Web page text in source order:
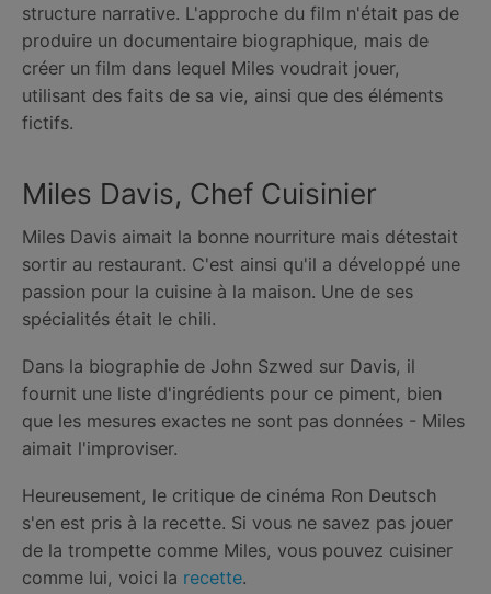
structure narrative. L'approche du film n'était pas de
produire un documentaire biographique, mais de
créer un film dans lequel Miles voudrait jouer,
utilisant des faits de sa vie, ainsi que des éléments
fictifs.
Miles Davis, Chef Cuisinier
Miles Davis aimait la bonne nourriture mais détestait
sortir au restaurant. C'est ainsi qu'il a développé une
passion pour la cuisine à la maison. Une de ses
spécialités était le chili.
Dans la biographie de John Szwed sur Davis, il
fournit une liste d'ingrédients pour ce piment, bien
que les mesures exactes ne sont pas données - Miles
aimait l'improviser.
Heureusement, le critique de cinéma Ron Deutsch
s'en est pris à la recette. Si vous ne savez pas jouer
de la trompette comme Miles, vous pouvez cuisiner
comme lui, voici la recette.